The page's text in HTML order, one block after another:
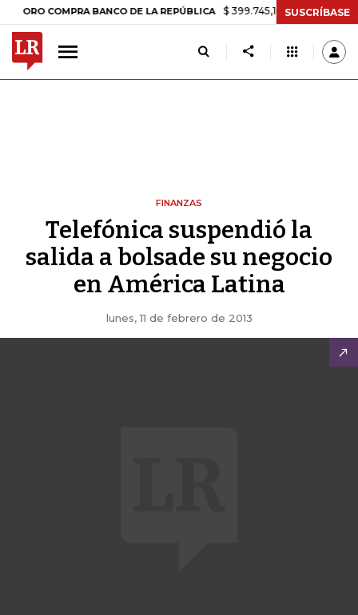
COMPRA BANCO DE LA REPÚBLICA $ 399.745,16 +$ 2.295,71 +0,58%
SUSCRÍBASE
FINANZAS
Telefónica suspendió la
salida a bolsade su negocio
en América Latina
lunes, 11 de febrero de 2013